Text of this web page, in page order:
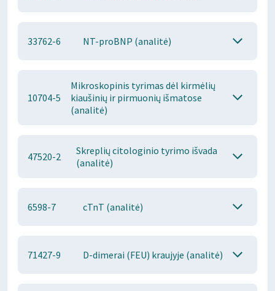
33762-6 NT-proBNP (analitė)
10704-5
Mikroskopinis tyrimas dėl kirmėlių
kiaušinių ir pirmuonių išmatose
(analitė)
47520-2
Skreplių citologinio tyrimo išvada
(analitė)
6598-7 cTnT (analitė)
71427-9 D-dimerai (FEU) kraujyje (analitė)